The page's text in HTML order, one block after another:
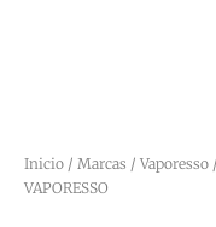
Inicio / Marcas / Vaporesso
VAPORESSO